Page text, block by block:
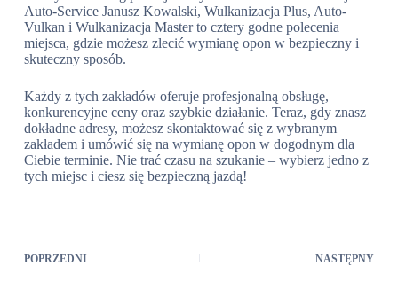
Auto-Service Janusz Kowalski, Wulkanizacja Plus, Auto-
Vulkan i Wulkanizacja Master to cztery godne polecenia
miejsca, gdzie możesz zlecić wymianę opon w bezpieczny i
skuteczny sposób.
Każdy z tych zakładów oferuje profesjonalną obsługę,
konkurencyjne ceny oraz szybkie działanie. Teraz, gdy znasz
dokładne adresy, możesz skontaktować się z wybranym
zakładem i umówić się na wymianę opon w dogodnym dla
Ciebie terminie. Nie trać czasu na szukanie – wybierz jedno z
tych miejsc i ciesz się bezpieczną jazdą!
POPRZEDNI NASTĘPNY